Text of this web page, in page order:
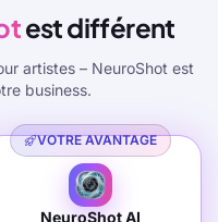
est différent
artistes – NeuroShot est
business.
VOTRE AVANTAGE
NeuroShot AI